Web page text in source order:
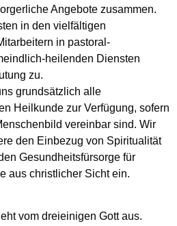
Angebote zusammen.
in den vielfältigen
in pastoral-
heilenden Diensten
zu.
grundsätzlich alle
Heilkunde zur Verfügung, sofern
vereinbar sind. Wir
den Einbezug von Spiritualität
Gesundheitsfürsorge für
aus christlicher Sicht ein.
vom dreieinigen Gott aus.